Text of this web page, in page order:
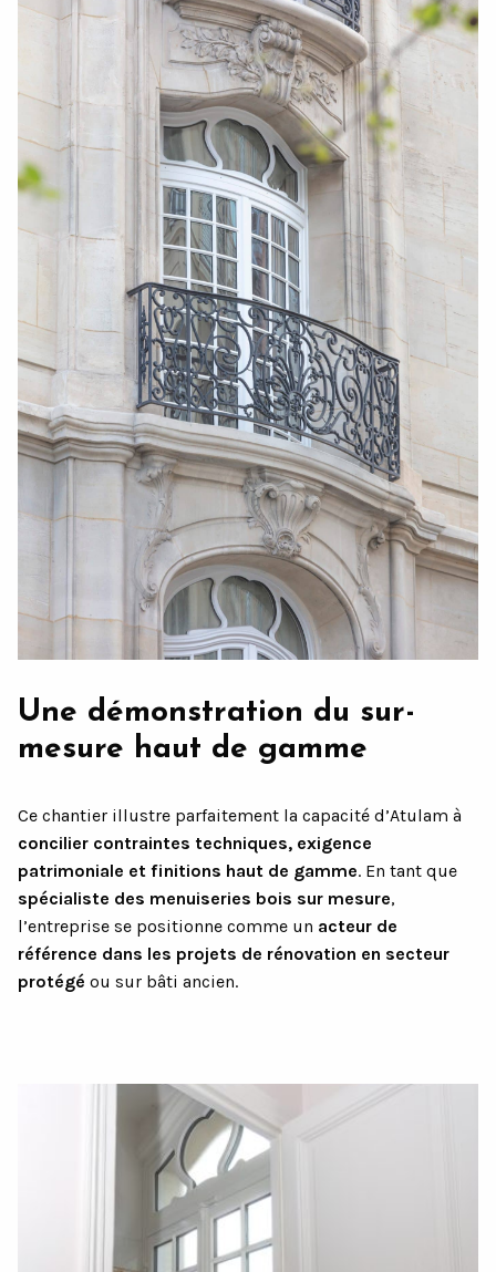
Une démonstration du sur-
mesure haut de gamme
Ce chantier illustre parfaitement la capacité d’Atulam à
concilier contraintes techniques, exigence
patrimoniale et finitions haut de gamme. En tant que
spécialiste des menuiseries bois sur mesure,
l’entreprise se positionne comme un acteur de
référence dans les projets de rénovation en secteur
protégé ou sur bâti ancien.